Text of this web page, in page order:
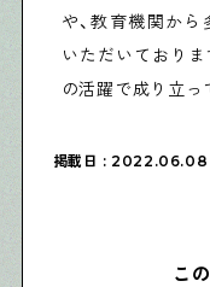
や、教育機関か
いただいており
の活躍で成り立っ
掲載日 : 2022.06.08
こ